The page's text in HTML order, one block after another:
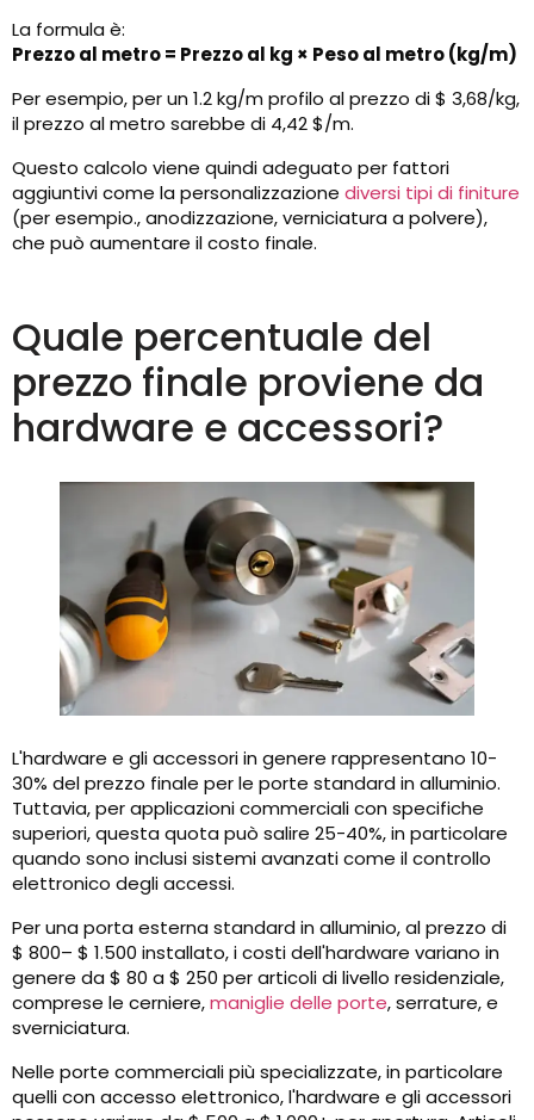
La formula è:
Prezzo al metro = Prezzo al kg × Peso al metro (kg/m)
Per esempio, per un 1.2 kg/m profilo al prezzo di $ 3,68/kg,
il prezzo al metro sarebbe di 4,42 $/m.
Questo calcolo viene quindi adeguato per fattori
aggiuntivi come la personalizzazione diversi tipi di finiture
(per esempio., anodizzazione, verniciatura a polvere),
che può aumentare il costo finale.
Quale percentuale del
prezzo finale proviene da
hardware e accessori?
L'hardware e gli accessori in genere rappresentano 10-
30% del prezzo finale per le porte standard in alluminio.
Tuttavia, per applicazioni commerciali con specifiche
superiori, questa quota può salire 25-40%, in particolare
quando sono inclusi sistemi avanzati come il controllo
elettronico degli accessi.
Per una porta esterna standard in alluminio, al prezzo di
$ 800– $ 1.500 installato, i costi dell'hardware variano in
genere da $ 80 a $ 250 per articoli di livello residenziale,
comprese le cerniere,maniglie delle porte, serrature, e
sverniciatura.
Nelle porte commerciali più specializzate, in particolare
quelli con accesso elettronico, l'hardware e gli accessori